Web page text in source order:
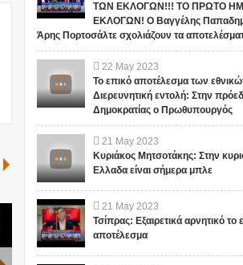
ΤΩΝ ΕΚΛΟΓΩΝ!!! ΤΟ ΠΡΩΤΟ
ΕΚΛΟΓΩΝ! Ο Βαγγέλης
Άρης Πορτοσάλτε σχολιάζουν τα
22 May 2023
Το επικό αποτέλεσμα των
Διερευνητική εντολή: Στην
Δημοκρατίας ο Πρωθυπουργός
21 May 2023
Κυριάκος Μητσοτάκης: Στην
Ελλαδα είναι σήμερα μπλε
21 May 2023
Τσίπρας: Εξαιρετικά αρνητικό το
αποτέλεσμα